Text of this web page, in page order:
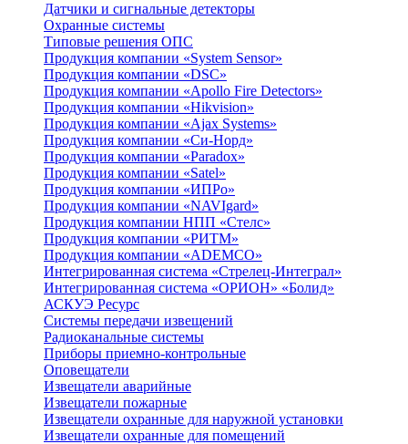
Датчики и сигнальные детекторы
Охранные системы
Типовые решения ОПС
Продукция компании «System Sensor»
Продукция компании «DSC»
Продукция компании «Apollo Fire Detectors»
Продукция компании «Hikvision»
Продукция компании «Ajax Systems»
Продукция компании «Си-Норд»
Продукция компании «Paradox»
Продукция компании «Satel»
Продукция компании «ИПРо»
Продукция компании «NAVIgard»
Продукция компании НПП «Стелс»
Продукция компании «РИТМ»
Продукция компании «ADEMCO»
Интегрированная система «Стрелец-Интеграл»
Интегрированная система «ОРИОН» «Болид»
АСКУЭ Ресурс
Системы передачи извещений
Радиоканальные системы
Приборы приемно-контрольные
Оповещатели
Извещатели аварийные
Извещатели пожарные
Извещатели охранные для наружной установки
Извещатели охранные для помещений